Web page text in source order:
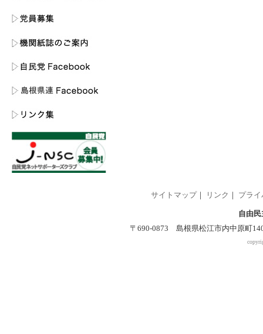
サイトマップ｜ リンク プラ
自由
〒690-0873 島根県松江市内中原町